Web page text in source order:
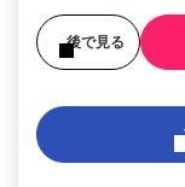
後で見る